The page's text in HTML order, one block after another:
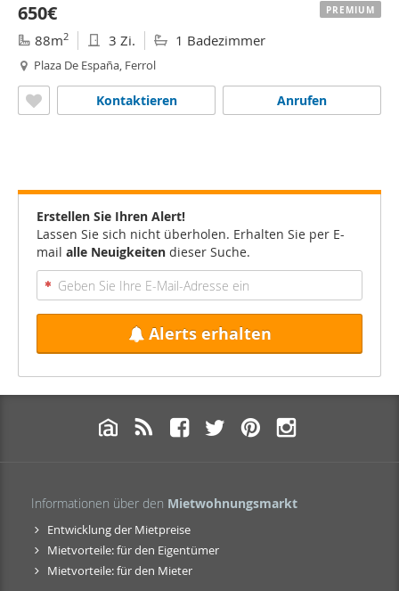
650€
88m2 3 Zi. 1 Badezimmer
Plaza De España, Ferrol
Anrufen
Kontaktieren
PREMIUM
Erstellen Sie Ihren Alert!
Lassen Sie sich nicht überholen. Erhalten Sie per E-
mail alle Neuigkeiten dieser Suche.
Alerts erhalten
Informationen über den Mietwohnungsmarkt
Entwicklung der Mietpreise
Mietvorteile: für den Eigentümer
Mietvorteile: für den Mieter